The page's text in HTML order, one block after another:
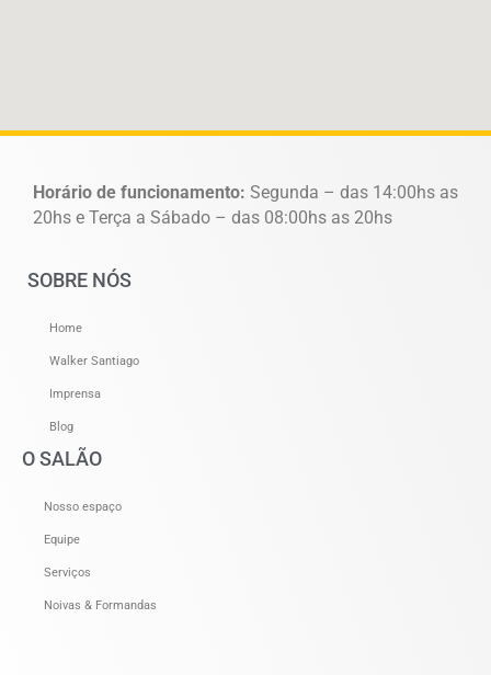
Horário de funcionamento: Segunda – das 14:00hs as
20hs e Terça a Sábado – das 08:00hs as 20hs
SOBRE NÓS
Home
Walker Santiago
Imprensa
Blog
O SALÃO
Nosso espaço
Equipe
Serviços
Noivas & Formandas